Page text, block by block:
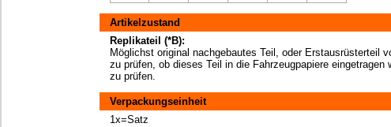
Artikelzustand
Replikateil (*B):
Möglichst original nachgebautes Teil, oder Erstausrüsterteil
zu prüfen, ob dieses Teil in die Fahrzeugpapiere
zu prüfen.
Verpackungseinheit
1x=Satz